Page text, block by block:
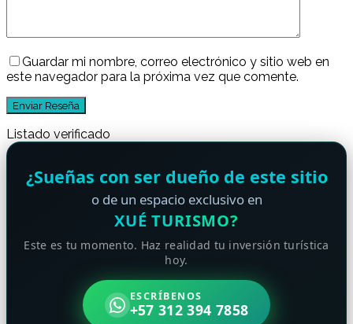
Guardar mi nombre, correo electrónico y sitio web en
este navegador para la próxima vez que comente.
Listado verificado
¿Sueñas con ser dueño de este sitio
o de un espacio exclusivo en
XUÉ TURISMO?
Este es tu momento. Haz realidad tu inversión turística
hoy.
ESCRÍBENOS
+57 312 394 7858